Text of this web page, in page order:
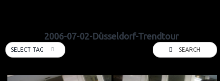
2006-07-02-Düsseldorf-Trendtour
SELECT TAG SEARCH